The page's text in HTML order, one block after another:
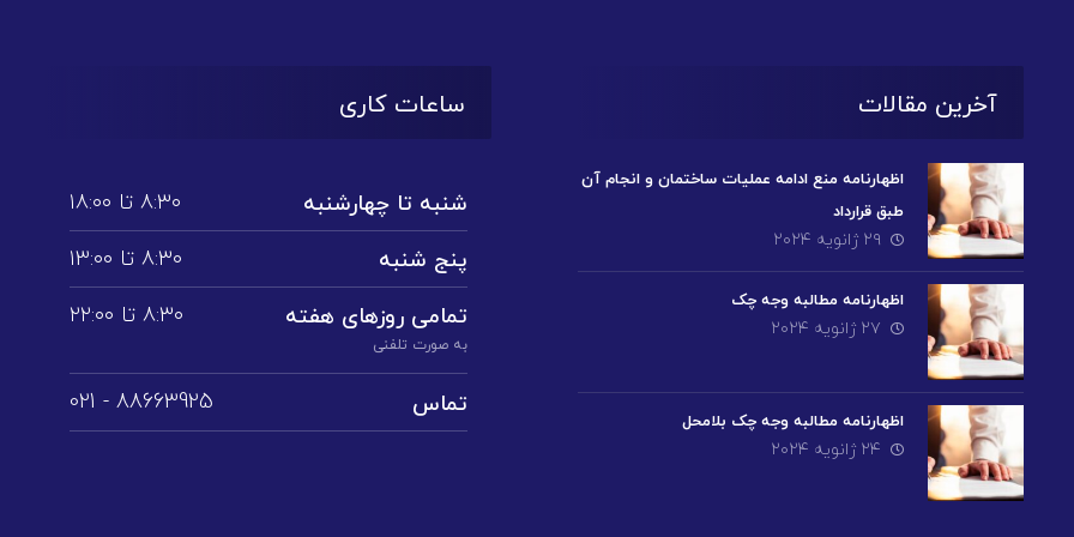
آخرین مقالات
اظهارنامه منع ادامه عملیات ساختمان و انجام آن
طبق قرارداد
۲۹ ژانویه ۲۰۲۴
اظهارنامه مطالبه وجه چک
۲۷ ژانویه ۲۰۲۴
اظهارنامه مطالبه وجه چک بلامحل
۲۴ ژانویه ۲۰۲۴
ساعات کاری
شنبه تا چهارشنبه
۸:۳۰ تا ۱۸:۰۰
پنج شنبه
۸:۳۰ تا ۱3:۰۰
تمامی روز‌های هفته
به صورت تلفنی
۸:۳۰ تا ۲۲:۰۰
تماس 88663925 - 021